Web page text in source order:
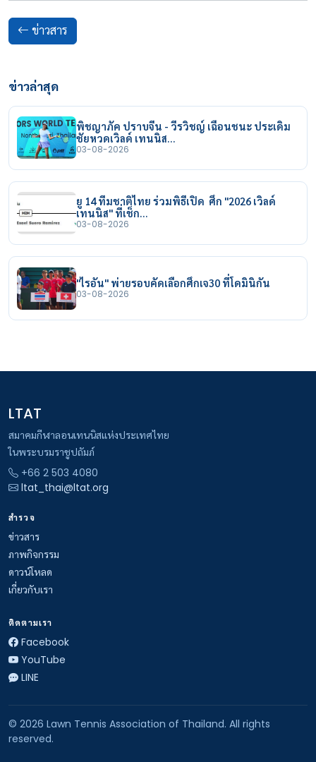
ข่าวสาร
ข่าวล่าสุด
พิชญาภัค ปราบจีน - วีรวิชญ์ เฉือนชนะ ประเดิม
ชัยหวดเวิลด์ เทนนิส…
03-08-2026
ยู 14 ทีมชาติไทย ร่วมพิธีเปิด ศึก "2026 เวิลด์
เทนนิส" ที่เช็ก…
03-08-2026
"ไรอัน" พ่ายรอบคัดเลือกศึกเจ30 ที่โดมินิกัน
03-08-2026
LTAT
สมาคมกีฬาลอนเทนนิสแห่งประเทศไทย
ในพระบรมราชูปถัมภ์
+66 2 503 4080
ltat_thai@ltat.org
สำรวจ
ข่าวสาร
ภาพกิจกรรม
ดาวน์โหลด
เกี่ยวกับเรา
ติดตามเรา
Facebook
YouTube
LINE
© 2026 Lawn Tennis Association of Thailand. All rights
reserved.